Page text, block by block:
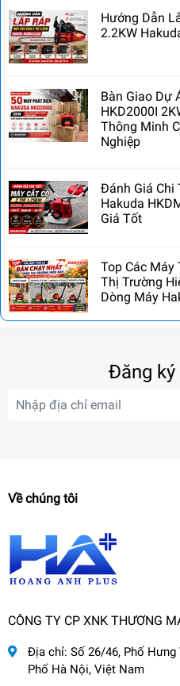
Hướng Dẫn
2.2KW
Bàn Giao Dự
HKD2000I
Thông Minh
Nghiệp
Đánh Giá Chi
Hakuda
Giá Tốt
Top Các Máy
Thị Trường
Dòng Máy
Đăng ký
Về chúng tôi
CÔNG TY CP XNK THƯƠNG
Địa chỉ: Số 26/46, Phố Hưng
Phố Hà Nội, Việt Nam